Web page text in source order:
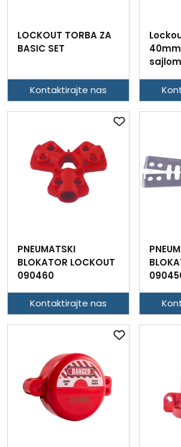
LOCKOUT TORBA ZA
BASIC SET
Kontaktirajte nas
sajlom
PNEUMATSKI
BLOKATOR LOCKOUT
090460
Kontaktirajte nas